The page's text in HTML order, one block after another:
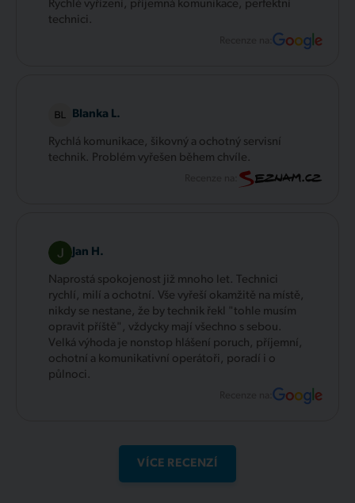
Rychlé vyřízení, příjemná komunikace, perfektní
technici.
Recenze na:
Blanka L.
Rychlá komunikace, šikovný a ochotný servisní
technik. Problém vyřešen během chvíle.
Jan H.
Naprostá spokojenost již mnoho let. Technici
rychlí, milí a ochotní. Vše vyřeší okamžitě na místě,
nikdy se nestane, že by technik řekl "tohle musím
opravit příště", vždycky mají všechno s sebou.
Velká výhoda je nonstop hlášení poruch, příjemní,
ochotní a komunikativní operátoři, poradí i o
půlnoci.
Recenze na:
VÍCE RECENZÍ